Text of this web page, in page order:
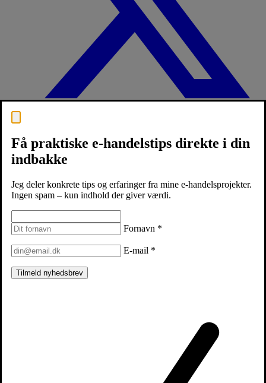
Få praktiske e-handelstips direkte i din
indbakke
Jeg deler konkrete tips og erfaringer fra mine e-handelsprojekter.
Ingen spam – kun indhold der giver værdi.
Fornavn *
E-mail *
Tilmeld nyhedsbrev